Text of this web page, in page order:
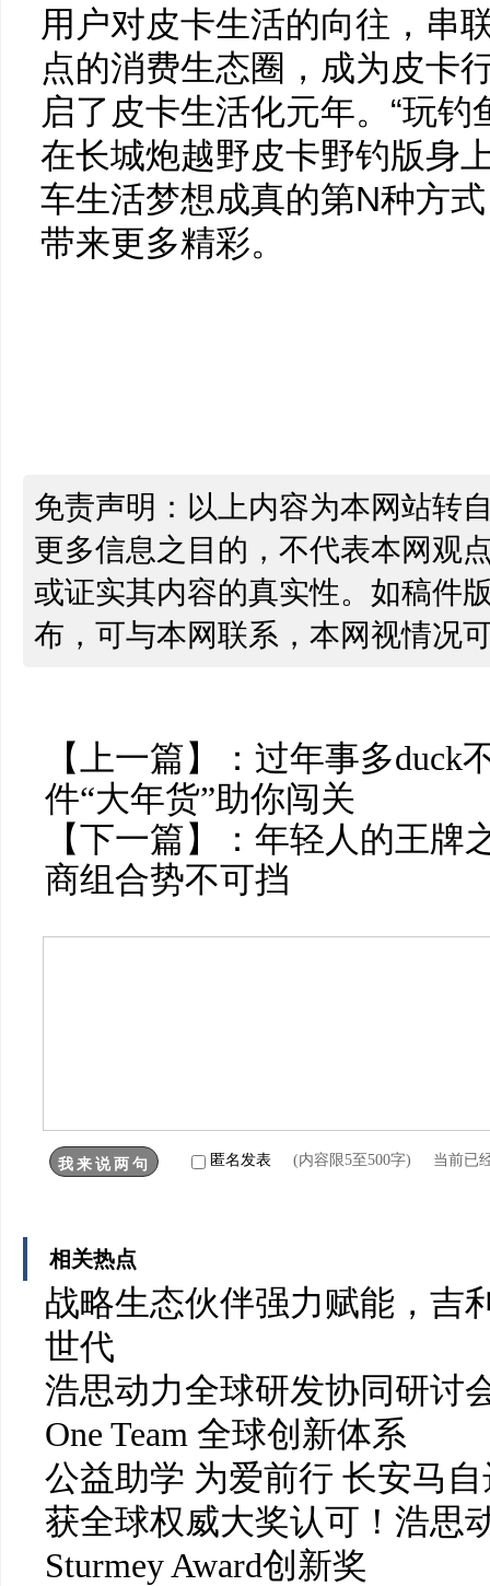
用户对皮卡生活的向往，串
点的消费生态圈，成为皮卡
启了皮卡生活化元年。“玩
在长城炮越野皮卡野钓版身
车生活梦想成真的第N种方
带来更多精彩。
免责声明：以上内容为本网站转
更多信息之目的，不代表本网观
或证实其内容的真实性。如稿件
布，可与本网联系，本网视情况
【上一篇】： 过年事多duck
件“大年货”助你闯关
【下一篇】： 年轻人的王牌
商组合势不可挡
匿名发表 (内容限5至500字) 当前已
相关热点
战略生态伙伴强力赋能，吉
世代
浩思动力全球研发协同研讨
One Team 全球创新体系
公益助学 为爱前行 长安马
获全球权威大奖认可！浩思
Sturmey Award创新奖